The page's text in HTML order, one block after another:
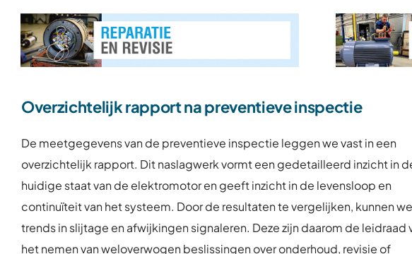
Overzichtelijk rapport na preventieve inspectie
De meetgegevens van de preventieve inspectie leggen we vast in een
overzichtelijk rapport. Dit naslagwerk vormt een gedetailleerd inzicht in
huidige staat van de elektromotor en geeft inzicht in de levensloop en
continuïteit van het systeem. Door de resultaten te vergelijken, kunnen we
trends in slijtage en afwijkingen signaleren. Deze zijn daarom de leidraad
het nemen van weloverwogen beslissingen over onderhoud, revisie of